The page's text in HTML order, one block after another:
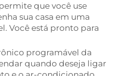
que você use
sua casa em uma
Você está pronto para
programável da
quando deseja ligar